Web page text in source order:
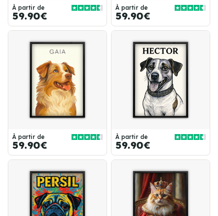
À partir de
59.90€
À partir de
59.90€
À partir de
59.90€
À partir de
59.90€